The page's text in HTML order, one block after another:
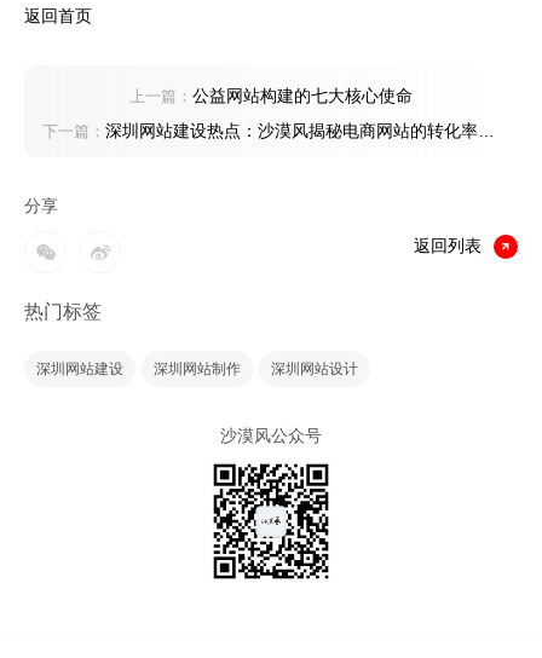
分享
返回列表
热门标签
深圳网站建设 深圳网站制作 深圳网站设计
沙漠风公众号
返回首页
上一篇： 公益网站构建的七大核心使命
下一篇： 深圳网站建设热点：沙漠风揭秘电商网站的转化率提